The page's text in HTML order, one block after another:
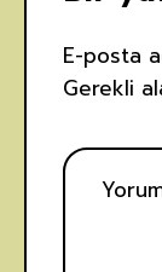
E-posta
Gerekli